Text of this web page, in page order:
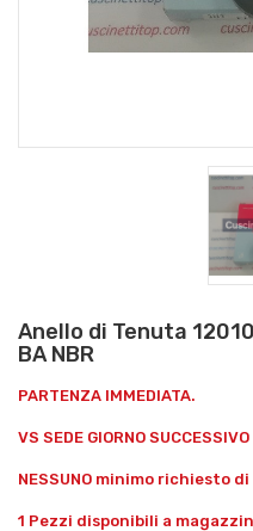
Anello di Tenuta
BA NBR
PARTENZA IMMEDIATA.
VS SEDE GIORNO SUCCESSIVO
NESSUNO minimo richiesto
1 Pezzi disponibili a